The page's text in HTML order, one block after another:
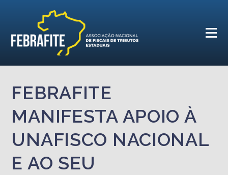
FEBRAFITE
MANIFESTA APOIO À
UNAFISCO NACIONAL
E AO SEU